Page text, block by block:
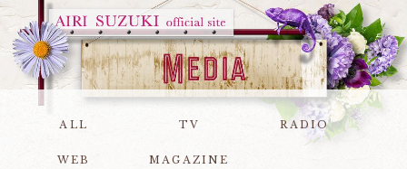
ALL TV RADIO
WEB MAGAZINE